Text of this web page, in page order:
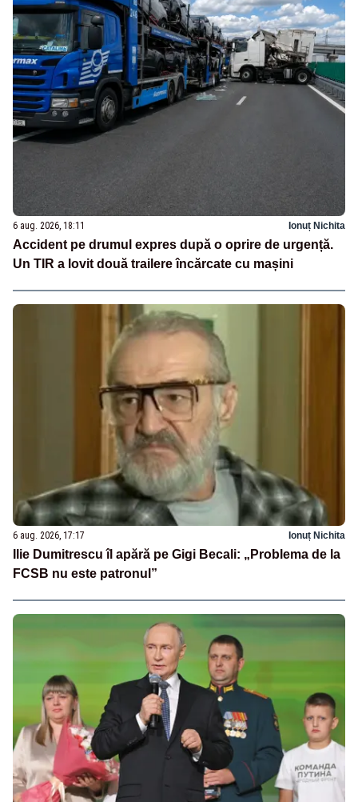
6 aug. 2026, 18:11 Ionuț Nichita
Accident pe drumul expres după o oprire de urgență.
Un TIR a lovit două trailere încărcate cu mașini
6 aug. 2026, 17:17 Ionuț Nichita
Ilie Dumitrescu îl apără pe Gigi Becali: „Problema de la
FCSB nu este patronul”